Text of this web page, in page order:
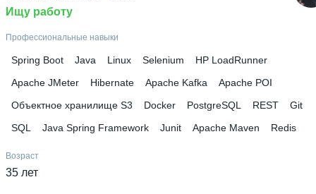
Ищу работу
Профессиональные навыки
Spring Boot Java Linux Selenium
HP LoadRunner
Apache JMeter
Hibernate Apache Kafka
Apache POI
Объектное хранилище S3
Docker PostgreSQL REST
Git
SQL
Java Spring Framework Junit Apache Maven Redis
Возраст
35 лет